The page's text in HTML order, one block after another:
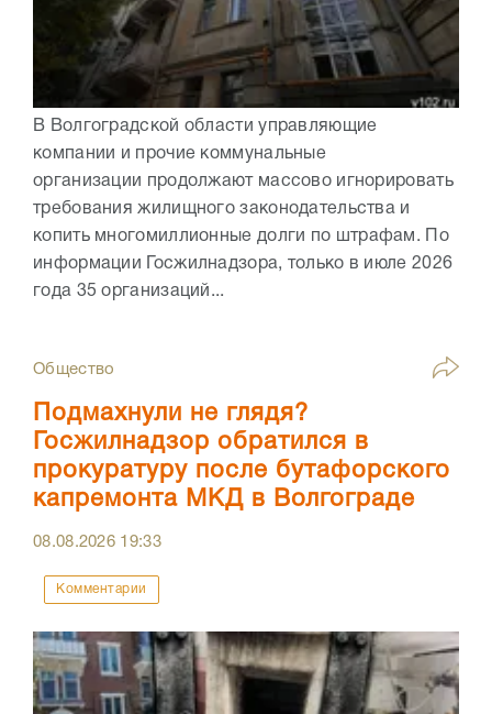
В Волгоградской области управляющие
компании и прочие коммунальные
организации продолжают массово игнорировать
требования жилищного законодательства и
копить многомиллионные долги по штрафам. По
информации Госжилнадзора, только в июле 2026
года 35 организаций...
Общество
Подмахнули не глядя?
Госжилнадзор обратился в
прокуратуру после бутафорского
капремонта МКД в Волгограде
08.08.2026 19:33
Комментарии